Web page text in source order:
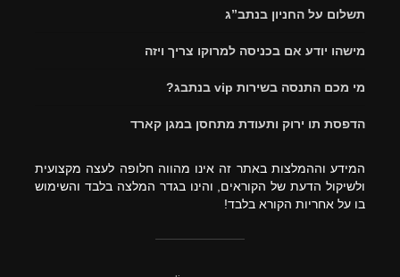
תשלום על החניון בנתב”ג
מישהו יודע אם בכניסה למרוקו צריך ויזה
מי מכם התנסה בשירות vip בנתבג?
הדפסת תו ירוק ותעודת מתחסן במגן קארד
המידע וההמלצות באתר זה אינו מהווה חלופה לעצה מקצועית
ולשיקול הדעת של הקוראים, והינו בגדר המלצה בלבד והשימוש
בו על אחריות הקורא בלבד!